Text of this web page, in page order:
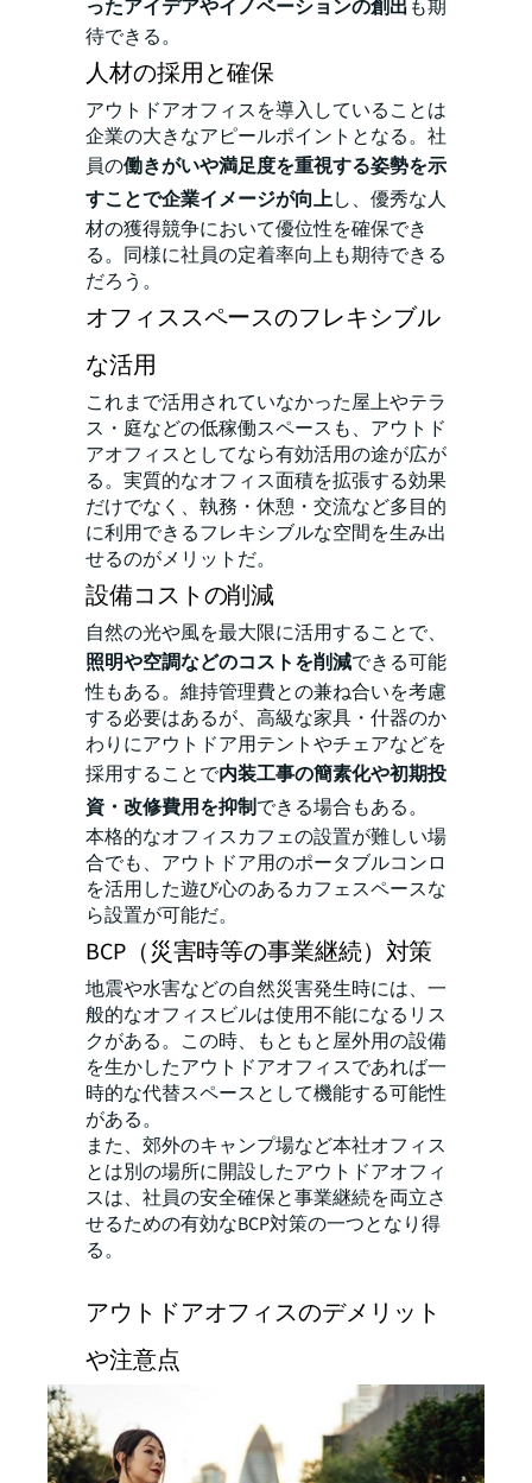
ったアイデアやイノベーションの創出も期
待できる。
人材の採用と確保
アウトドアオフィスを導入していることは
企業の大きなアピールポイントとなる。社
員の働きがいや満足度を重視する姿勢を示
すことで企業イメージが向上し、優秀な人
材の獲得競争において優位性を確保でき
る。同様に社員の定着率向上も期待できる
だろう。
オフィススペースのフレキシブル
な活用
これまで活用されていなかった屋上やテラ
ス・庭などの低稼働スペースも、アウトド
アオフィスとしてなら有効活用の途が広が
る。実質的なオフィス面積を拡張する効果
だけでなく、執務・休憩・交流など多目的
に利用できるフレキシブルな空間を生み出
せるのがメリットだ。
設備コストの削減
自然の光や風を最大限に活用することで、
照明や空調などのコストを削減できる可能
性もある。維持管理費との兼ね合いを考慮
する必要はあるが、高級な家具・什器のか
わりにアウトドア用テントやチェアなどを
採用することで内装工事の簡素化や初期投
資・改修費用を抑制できる場合もある。
本格的なオフィスカフェの設置が難しい場
合でも、アウトドア用のポータブルコンロ
を活用した遊び心のあるカフェスペースな
ら設置が可能だ。
BCP（災害時等の事業継続）対策
地震や水害などの自然災害発生時には、一
般的なオフィスビルは使用不能になるリス
クがある。この時、もともと屋外用の設備
を生かしたアウトドアオフィスであれば一
時的な代替スペースとして機能する可能性
がある。
また、郊外のキャンプ場など本社オフィス
とは別の場所に開設したアウトドアオフィ
スは、社員の安全確保と事業継続を両立さ
せるための有効なBCP対策の一つとなり得
る。
アウトドアオフィスのデメリット
や注意点